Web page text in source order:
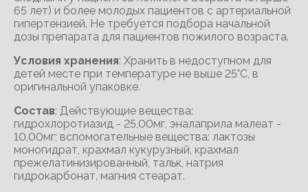
65 лет) и более молодых пациентов с артериальной
гипертензией. Не требуется подбора начальной
дозы препарата для пациентов пожилого возраста.
Условия хранения: Хранить в недоступном для
детей месте при температуре не выше 25°С, в
оригинальной упаковке.
Состав: Действующие вещества:
гидрохлоротиазид - 25,00мг, эналаприла малеат -
10,00мг; вспомогательные вещества: лактозы
моногидрат, крахмал кукурузный, крахмал
прежелатинизированный, тальк, натрия
гидрокарбонат, магния стеарат.